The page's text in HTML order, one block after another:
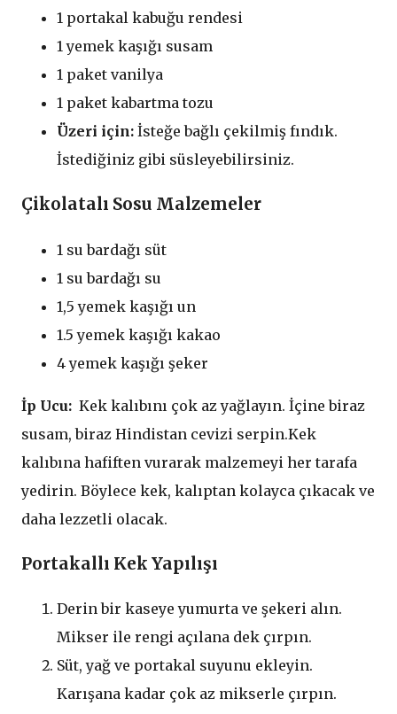
1 portakal kabuğu rendesi
1 yemek kaşığı susam
1 paket vanilya
1 paket kabartma tozu
Üzeri için: İsteğe bağlı çekilmiş fındık.
İstediğiniz gibi süsleyebilirsiniz.
Çikolatalı Sosu Malzemeler
1 su bardağı süt
1 su bardağı su
1,5 yemek kaşığı un
1.5 yemek kaşığı kakao
4 yemek kaşığı şeker
İp Ucu: Kek kalıbını çok az yağlayın. İçine biraz
susam, biraz Hindistan cevizi serpin.Kek
kalıbına hafiften vurarak malzemeyi her tarafa
yedirin. Böylece kek, kalıptan kolayca çıkacak ve
daha lezzetli olacak.
Portakallı Kek Yapılışı
Derin bir kaseye yumurta ve şekeri alın.
Mikser ile rengi açılana dek çırpın.
Süt, yağ ve portakal suyunu ekleyin.
Karışana kadar çok az mikserle çırpın.